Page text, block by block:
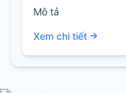
Mô tả
Xem chi tiết